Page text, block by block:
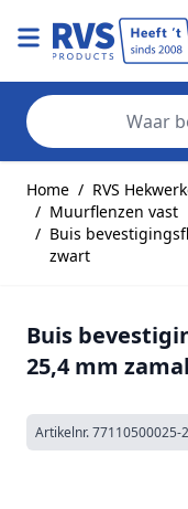
Home / RVS
/ Muurflenzen vast
/ Buis
zwart
Buis
25,4 mm
Artikelnr.77110500025-